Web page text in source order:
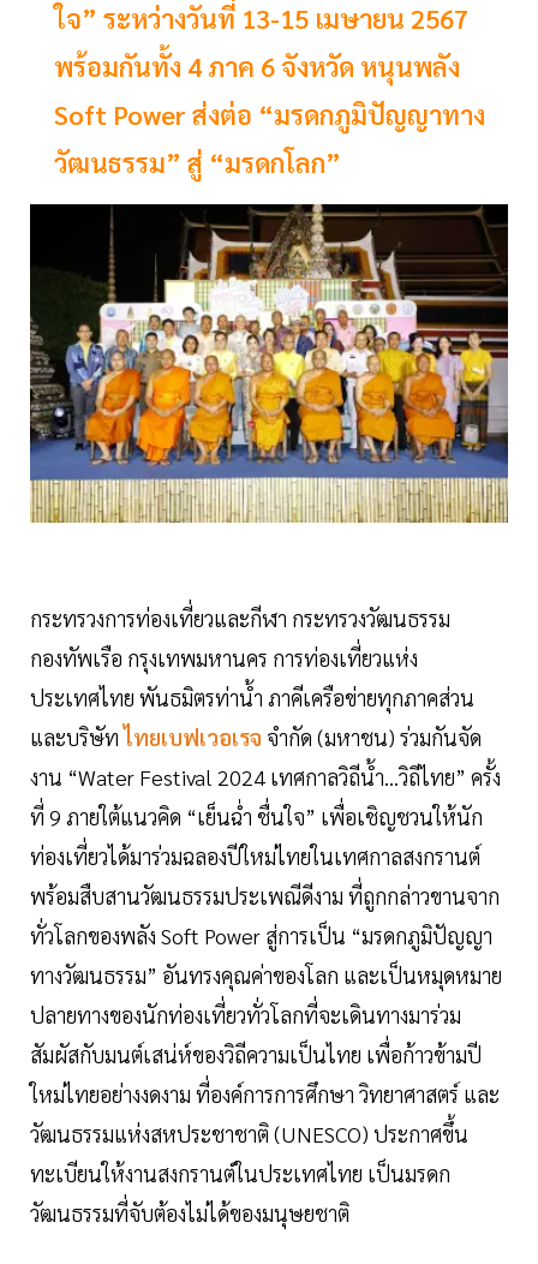
ใจ” ระหว่างวันที่ 13-15 เมษายน 2567
พร้อมกันทั้ง 4 ภาค 6 จังหวัด หนุนพลัง
Soft Power ส่งต่อ “มรดกภูมิปัญญาทาง
วัฒนธรรม” สู่ “มรดกโลก”
กระทรวงการท่องเที่ยวและกีฬา กระทรวงวัฒนธรรม
กองทัพเรือ กรุงเทพมหานคร การท่องเที่ยวแห่ง
ประเทศไทย พันธมิตรท่าน้ำ ภาคีเครือข่ายทุกภาคส่วน
และบริษัทไทยเบฟเวอเรจ จำกัด (มหาชน) ร่วมกันจัด
งาน “Water Festival 2024 เทศกาลวิถีน้ำ...วิถีไทย” ครั้ง
ที่ 9 ภายใต้แนวคิด “เย็นฉ่ำ ชื่นใจ” เพื่อเชิญชวนให้นัก
ท่องเที่ยวได้มาร่วมฉลองปีใหม่ไทยในเทศกาลสงกรานต์
พร้อมสืบสานวัฒนธรรมประเพณีดีงาม ที่ถูกกล่าวขานจาก
ทั่วโลกของพลัง Soft Power สู่การเป็น “มรดกภูมิปัญญา
ทางวัฒนธรรม” อันทรงคุณค่าของโลก และเป็นหมุดหมาย
ปลายทางของนักท่องเที่ยวทั่วโลกที่จะเดินทางมาร่วม
สัมผัสกับมนต์เสน่ห์ของวิถีความเป็นไทย เพื่อก้าวข้ามปี
ใหม่ไทยอย่างงดงาม ที่องค์การการศึกษา วิทยาศาสตร์ และ
วัฒนธรรมแห่งสหประชาชาติ (UNESCO) ประกาศขึ้น
ทะเบียนให้งานสงกรานต์ในประเทศไทย เป็นมรดก
วัฒนธรรมที่จับต้องไม่ได้ของมนุษยชาติ